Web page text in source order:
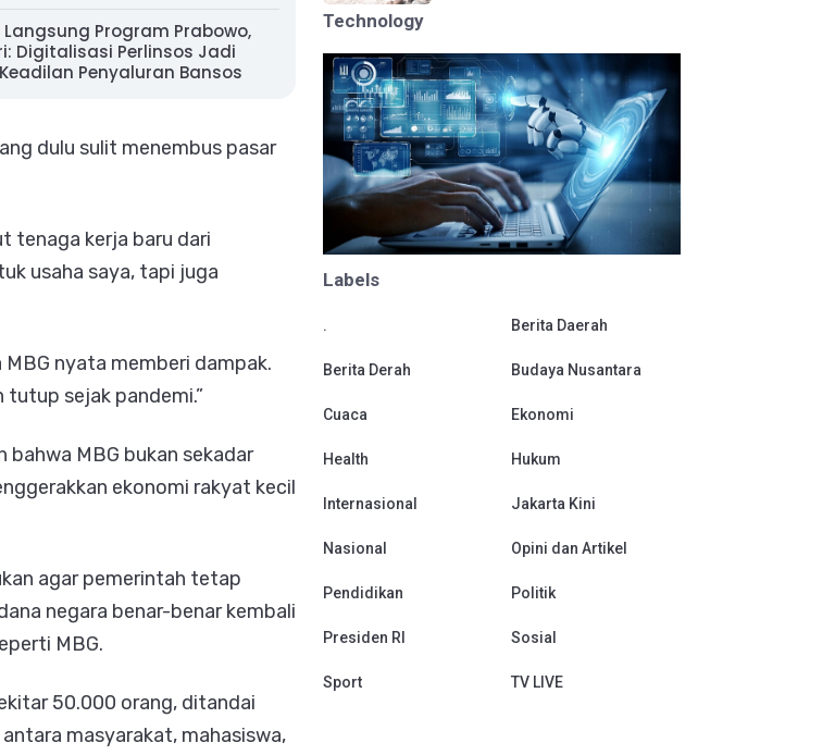
Langsung Program Prabowo,
Digitalisasi Perlinsos Jadi
Penyaluran Bansos
dulu sulit menembus pasar
tenaga kerja baru dari
usaha saya, tapi juga
MBG nyata memberi dampak.
tutup sejak pandemi.”
MBG bukan sekadar
ekonomi rakyat kecil
agar pemerintah tetap
negara benar-benar kembali
MBG.
50.000 orang, ditandai
masyarakat, mahasiswa,
Technology
Labels
. Berita Daerah
Berita Derah Budaya Nusantara
Cuaca Ekonomi
Health Hukum
Internasional Jakarta Kini
Nasional Opini dan Artikel
Pendidikan Politik
Presiden RI Sosial
Sport TV LIVE